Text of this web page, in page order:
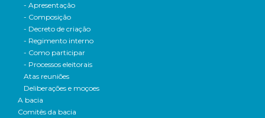
- Apresentação
- Composição
- Decreto de criação
- Regimento interno
- Como participar
- Processos eleitorais
Atas reuniões
Deliberações e moçoes
A bacia
Comitês da bacia